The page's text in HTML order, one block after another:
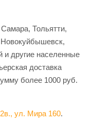
Тольятти,
и другие населенные
доставка
более 1000 руб.
ул. Мира 160.